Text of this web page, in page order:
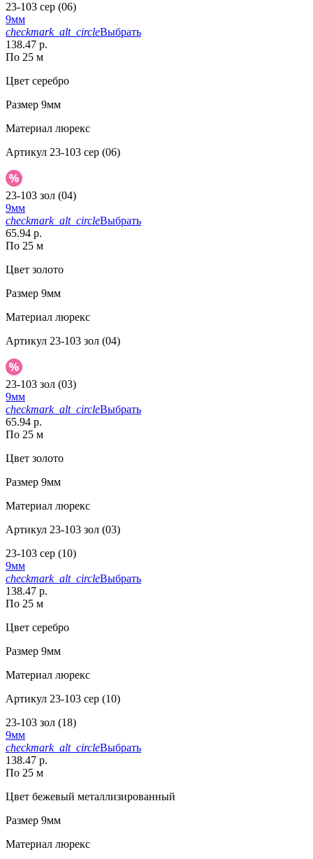
23-103 сер (06)
9мм
checkmark_alt_circleВыбрать
138.47 р.
По 25 м
Цвет серебро
Размер 9мм
Материал люрекс
Артикул 23-103 сер (06)
23-103 зол (04)
9мм
checkmark_alt_circleВыбрать
65.94 р.
По 25 м
Цвет золото
Размер 9мм
Материал люрекс
Артикул 23-103 зол (04)
23-103 зол (03)
9мм
checkmark_alt_circleВыбрать
65.94 р.
По 25 м
Цвет золото
Размер 9мм
Материал люрекс
Артикул 23-103 зол (03)
23-103 сер (10)
9мм
checkmark_alt_circleВыбрать
138.47 р.
По 25 м
Цвет серебро
Размер 9мм
Материал люрекс
Артикул 23-103 сер (10)
23-103 зол (18)
9мм
checkmark_alt_circleВыбрать
138.47 р.
По 25 м
Цвет бежевый металлизированный
Размер 9мм
Материал люрекс